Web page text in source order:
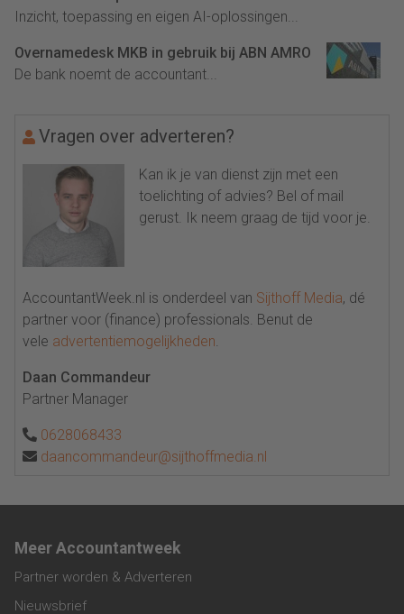
Inzicht, toepassing en eigen AI-oplossingen...
Overnamedesk MKB in gebruik bij ABN AMRO
De bank noemt de accountant...
Vragen over adverteren?
Kan ik je van dienst zijn met een
toelichting of advies? Bel of mail
gerust. Ik neem graag de tijd voor je.
AccountantWeek.nl is onderdeel van Sijthoff Media, dé
partner voor (finance) professionals. Benut de
vele advertentiemogelijkheden
Daan Commandeur
Partner Manager
0628068433
daancommandeur@sijthoffmedia.nl
Meer Accountantweek
Partner worden & Adverteren
Nieuwsbrief